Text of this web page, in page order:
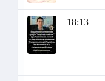
18:13